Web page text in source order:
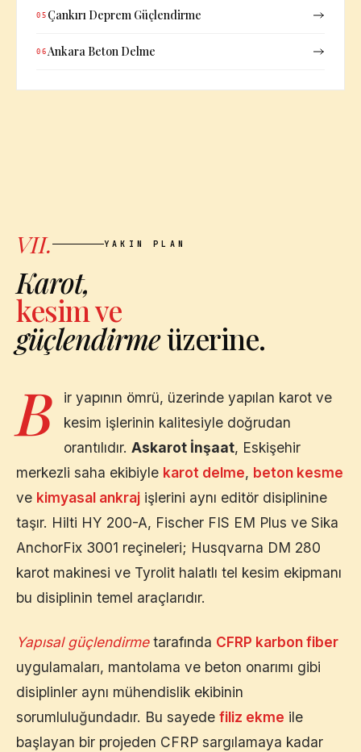
05 Çankırı Deprem Güçlendirme
06 Ankara Beton Delme
VII. YAKIN PLAN
Karot,
kesim ve
güçlendirmeüzerine.
B
ir yapının ömrü, üzerinde yapılan karot ve
kesim işlerinin kalitesiyle doğrudan
orantılıdır. Askarot İnşaat, Eskişehir
merkezli saha ekibiyle karot delme, beton kesme
ve kimyasal ankraj işlerini aynı editör disiplinine
taşır. Hilti HY 200-A, Fischer FIS EM Plus ve Sika
AnchorFix 3001 reçineleri; Husqvarna DM 280
karot makinesi ve Tyrolit halatlı tel kesim ekipmanı
bu disiplinin temel araçlarıdır.
Yapısal güçlendirmetarafında CFRP karbon fiber
uygulamaları, mantolama ve beton onarımı gibi
disiplinler aynı mühendislik ekibinin
sorumluluğundadır. Bu sayede filiz ekme ile
başlayan bir projeden CFRP sargılamaya kadar